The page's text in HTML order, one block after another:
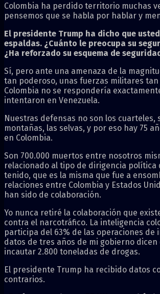
Colombia ha perdido territorio muchas
pensemos que se habla por hablar y
El presidente Trump ha dicho que
espaldas. ¿Cuánto le preocupa su
¿Ha reforzado su esquema de
Sí, pero ante una amenaza de la
tan poderoso, unas fuerzas militares
Colombia no se respondería
intentaron en Venezuela.
Nuestras defensas no son los cuarteles,
montañas, las selvas, y por eso hay 75
en Colombia.
Son 700.000 muertos entre nosotros
relacionado al tipo de dirigencia política
tenido, que es la misma que fue a
relaciones entre Colombia y Estados
han sido de colaboración.
Yo nunca retiré la colaboración que
contra el narcotráfico. La inteligencia
participa del 63% de las operaciones de
datos de tres años de mi gobierno dicen
incautar 2.800 toneladas de drogas.
El presidente Trump ha recibido datos
contrarios.